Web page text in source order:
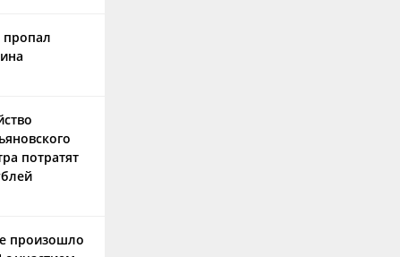
пропал
потратят
произошло